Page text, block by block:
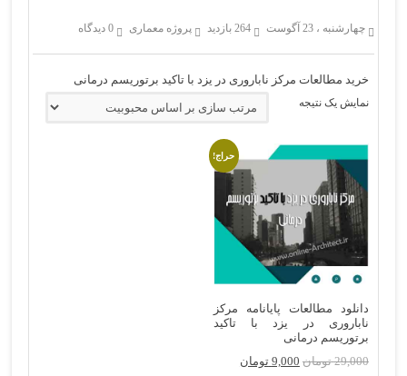
چهارشنبه ، 23 آگوست 264 بازدید پروژه معماری 0 دیدگاه
خرید مطالعات مرکز ناباروری در یزد با تاکید برتوریسم درمانی
نمایش یک نتیجه
حراج!
دانلود مطالعات پایانامه مرکز
ناباروری در یزد با تاکید
برتوریسم درمانی
29,000 تومان قیمت
9,000 تومان